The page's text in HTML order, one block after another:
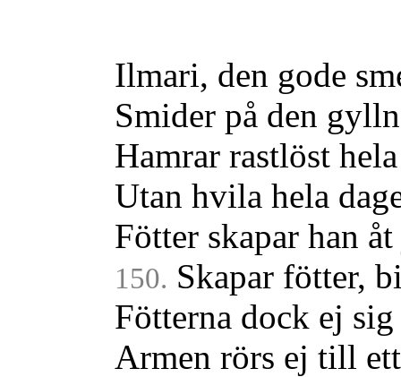
Ilmari, den gode
Smider på den
Hamrar rastlöst
Utan hvila hela
Fötter skapar han
150. Skapar fötter,
Fötterna dock ej
Armen rörs ej till